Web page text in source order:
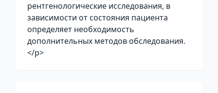
рентгенологические исследования, в
зависимости от состояния пациента
определяет необходимость
дополнительных методов обследования.
</p>